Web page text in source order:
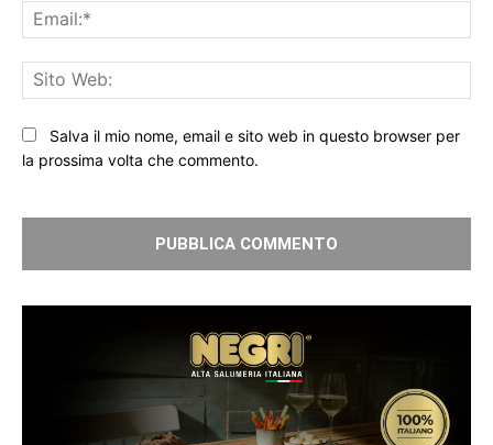
Salva il mio nome, email e sito web in questo browser per
la prossima volta che commento.